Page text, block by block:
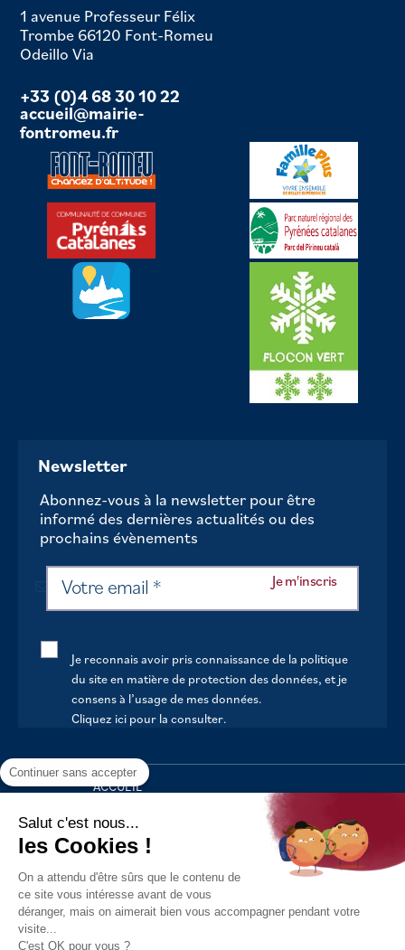
1 avenue Professeur Félix
Trombe 66120 Font-Romeu
Odeillo Via
+33 (0)4 68 30 10 22
accueil@mairie-
fontromeu.fr
Newsletter
Abonnez-vous à la newsletter pour être
informé des dernières actualités ou des
prochains évènements
Je reconnais avoir pris connaissance de la politique
du site en matière de protection des données, et je
consens à l’usage de mes données.
Cliquez ici pour la consulter.
ACCUEIL
VOTRE MAIRIE
VOTRE QUOTIDIEN
AU FIL DE LA VIE
LOISIRS
S’INFORMER
Continuer sans accepter
Salut c'est nous...
les Cookies !
On a attendu d'être sûrs que le contenu de
ce site vous intéresse avant de vous
déranger, mais on aimerait bien vous accompagner pendant votre
visite...
C'est OK pour vous ?